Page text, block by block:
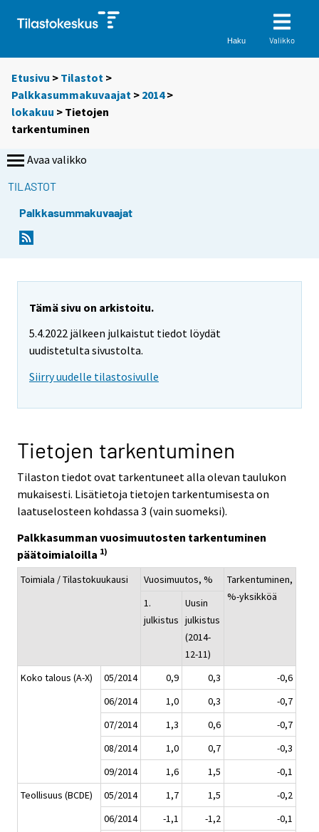
Haku Valikko
Etusivu > Tilastot >
Palkkasummakuvaajat > 2014>
lokakuu > Tietojen
tarkentuminen
Avaa valikko
TILASTOT
Palkkasummakuvaajat
Tämä sivu on arkistoitu.
5.4.2022 jälkeen julkaistut tiedot löydät
uudistetulta sivustolta.
Siirry uudelle tilastosivulle
Tietojen tarkentuminen
Tilaston tiedot ovat tarkentuneet alla olevan taulukon
mukaisesti. Lisätietoja tietojen tarkentumisesta on
laatuselosteen kohdassa 3 (vain suomeksi).
Palkkasumman vuosimuutosten tarkentuminen
päätoimialoilla 1)
Toimiala / Tilastokuukausi Vuosimuutos, %
Tarkentuminen,
%-yksikköä
1.
julkistus
Uusin
julkistus
(2014-
12-11)
Koko talous (A-X)
05/2014 0,9 0,3
-0,6
06/2014
1,0 0,3
-0,7
07/2014
1,3 0,6
-0,7
08/2014
1,0 0,7
-0,3
09/2014
1,6 1,5
-0,1
Teollisuus (BCDE)
05/2014 1,7 1,5
-0,2
06/2014
-1,1 -1,2
-0,1